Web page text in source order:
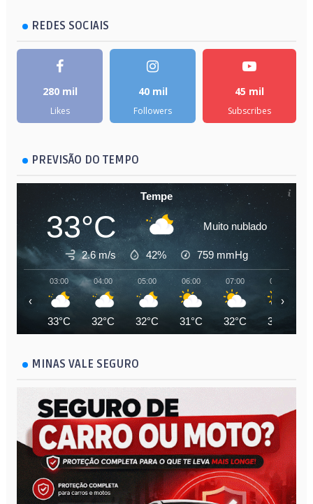
REDES SOCIAIS
280 mil
Likes
40 mil
Followers
45 mil
Subscribes
PREVISÃO DO TEMPO
Tempe
33°C Muito nublado
2.6 m/s 42% 759 mmHg
03:00
33°C
04:00
32°C
05:00
32°C
06:00
31°C
07:00
32°C
08:00
33°C
‹ ›
MINAS VALE SEGURO